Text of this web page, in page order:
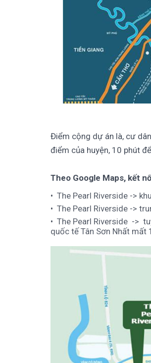
Điểm cộng dự án là, cư
điểm của huyện, 10 phút
Theo Google Maps, kết
The Pearl Riverside ->
The Pearl Riverside ->
The Pearl Riverside ->
quốc tế Tân Sơn Nhất mất